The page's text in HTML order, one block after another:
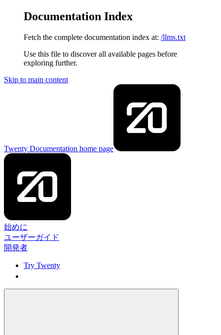
Documentation Index
Fetch the complete documentation index at: /llms.txt
Use this file to discover all available pages before
exploring further.
Skip to main content
Twenty Documentation home page
始めに
ユーザーガイド
開発者
Try Twenty